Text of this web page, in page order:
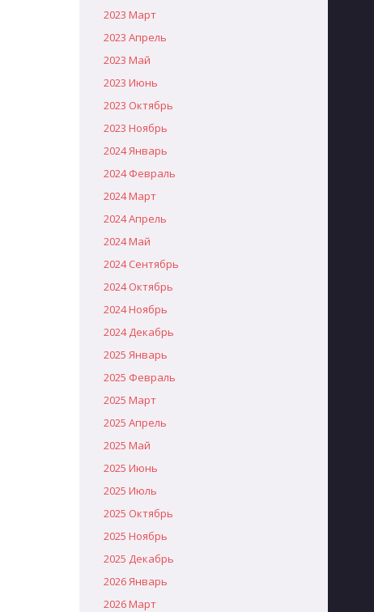
2023 Март
2023 Апрель
2023 Май
2023 Июнь
2023 Октябрь
2023 Ноябрь
2024 Январь
2024 Февраль
2024 Март
2024 Апрель
2024 Май
2024 Сентябрь
2024 Октябрь
2024 Ноябрь
2024 Декабрь
2025 Январь
2025 Февраль
2025 Март
2025 Апрель
2025 Май
2025 Июнь
2025 Июль
2025 Октябрь
2025 Ноябрь
2025 Декабрь
2026 Январь
2026 Март